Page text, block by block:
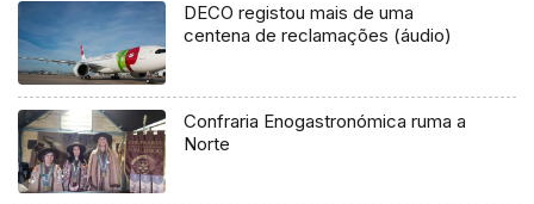
DECO registou mais de uma
centena de reclamações (áudio)
Confraria Enogastronómica ruma a
Norte